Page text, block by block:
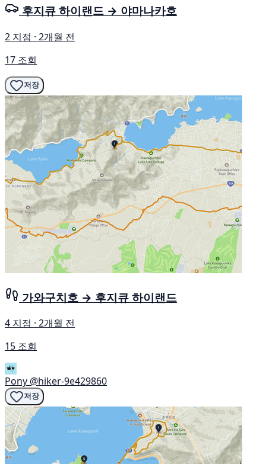
후지큐 하이랜드 → 야마나카호
2 지점 · 2개월 전
17 조회
저장
가와구치호 → 후지큐 하이랜드
4 지점 · 2개월 전
15 조회
Pony @hiker-9e429860
저장